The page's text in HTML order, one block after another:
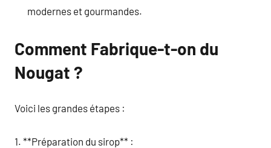
modernes et gourmandes.
Comment Fabrique-t-on du
Nougat ?
Voici les grandes étapes :
1. **Préparation du sirop** :